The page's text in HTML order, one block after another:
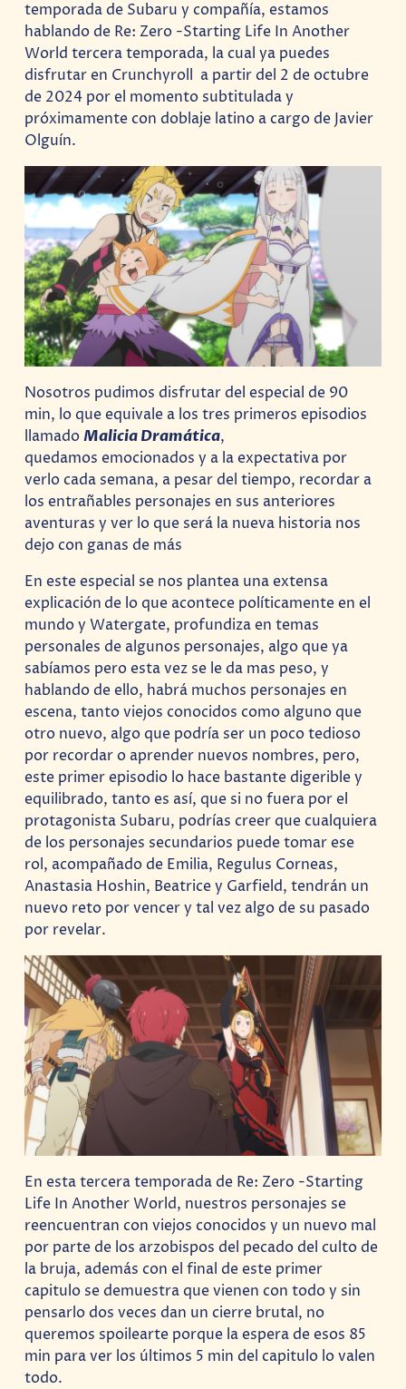
temporada de Subaru y compañía, estamos
hablando de Re: Zero -Starting Life In Another
World tercera temporada, la cual ya puedes
disfrutar en Crunchyroll a partir del 2 de octubre
de 2024 por el momento subtitulada y
próximamente con doblaje latino a cargo de Javier
Olguín.
Nosotros pudimos disfrutar del especial de 90
min, lo que equivale a los tres primeros episodios
llamadoMalicia Dramática,
quedamos emocionados y a la expectativa por
verlo cada semana, a pesar del tiempo, recordar a
los entrañables personajes en sus anteriores
aventuras y ver lo que será la nueva historia nos
dejo con ganas de más
En este especial se nos plantea una extensa
explicaciónde lo que acontece políticamente en el
mundo y Watergate, profundiza en temas
personales de algunos personajes, algo que ya
sabíamos pero esta vez se le da mas peso, y
hablando de ello, habrá muchos personajes en
escena, tanto viejos conocidos como alguno que
otro nuevo, algo que podría ser un poco tedioso
por recordar o aprender nuevos nombres, pero,
este primer episodio lo hace bastante digerible y
equilibrado, tanto es así, que si no fuera por el
protagonista Subaru, podrías creer que cualquiera
de los personajes secundarios puede tomar ese
rol, acompañado de Emilia, Regulus Corneas,
Anastasia Hoshin, Beatrice y Garfield, tendrán un
nuevo reto por vencer y tal vez algo de su pasado
por revelar.
En esta tercera temporada de Re: Zero -Starting
Life In Another World, nuestros personajes se
reencuentran con viejos conocidos y un nuevo mal
por parte de los arzobispos del pecadodel culto de
la bruja, además con el final de este primer
capitulo se demuestra que vienen con todo y sin
pensarlo dos veces dan un cierre brutal, no
queremos spoilearte porque la espera de esos 85
min para ver los últimos 5 min del capitulo lo valen
todo.